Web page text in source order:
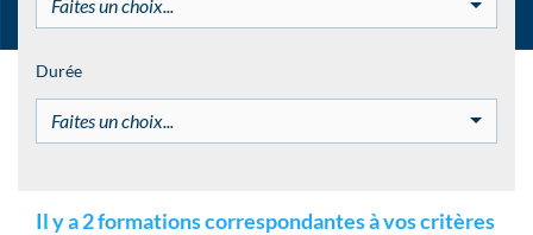
Faites un choix...
Durée
Faites un choix...
Il y a 2 formations correspondantes à vos critères